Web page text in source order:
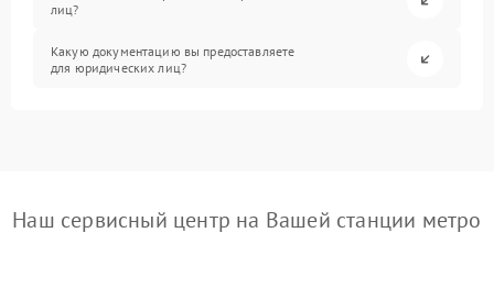
лиц?
Какую документацию вы предоставляете
для юридических лиц?
Наш сервисный центр на Вашей станции метро